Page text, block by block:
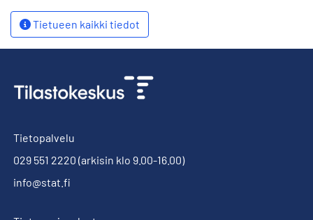
Tietueen kaikki tiedot
Tietopalvelu
029 551 2220 (arkisin klo 9.00-16.00)
info@stat.fi